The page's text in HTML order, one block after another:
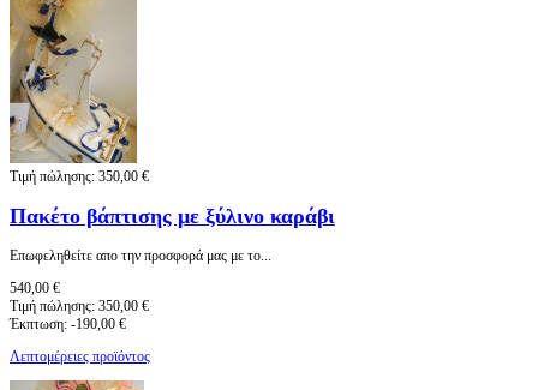
Τιμή πώλησης: 350,00 €
Πακέτο βάπτισης με ξύλινο καράβι
Eπωφεληθείτε απο την προσφορά μας με το...
540,00 €
Τιμή πώλησης: 350,00 €
Έκπτωση: -190,00 €
Λεπτομέρειες προϊόντος